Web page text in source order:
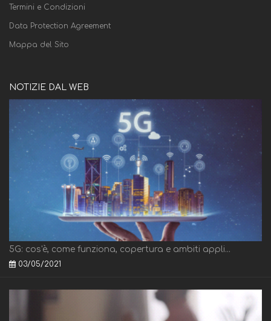
Termini e Condizioni
Data Protection Agreement
Mappa del Sito
NOTIZIE DAL WEB
5G: cos'è, come funziona, copertura e ambiti appli...
03/05/2021